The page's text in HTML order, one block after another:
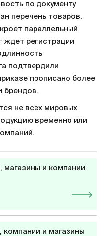
по документу
перечень товаров,
параллельный
ждет регистрации
подтвердили
прописано более
брендов.
не всех мировых
временно или
магазины и компании
компании и магазины